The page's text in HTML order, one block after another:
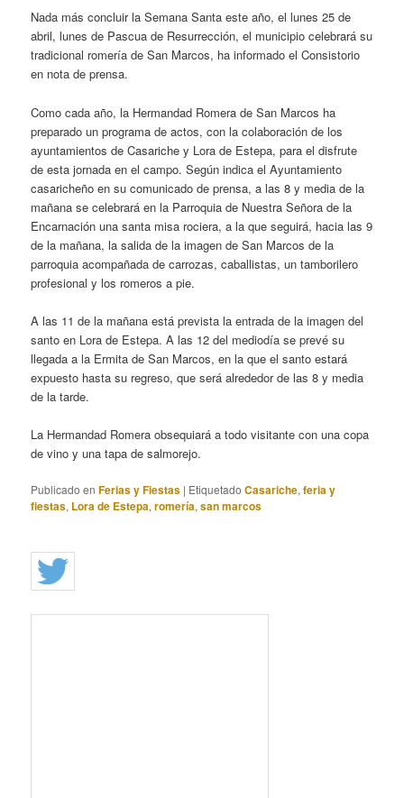
Nada más concluir la Semana Santa este año, el lunes 25 de
abril, lunes de Pascua de Resurrección, el municipio celebrará su
tradicional romería de San Marcos, ha informado el Consistorio
en nota de prensa.
Como cada año, la Hermandad Romera de San Marcos ha
preparado un programa de actos, con la colaboración de los
ayuntamientos de Casariche y Lora de Estepa, para el disfrute
de esta jornada en el campo. Según indica el Ayuntamiento
casaricheño en su comunicado de prensa, a las 8 y media de la
mañana se celebrará en la Parroquia de Nuestra Señora de la
Encarnación una santa misa rociera, a la que seguirá, hacia las 9
de la mañana, la salida de la imagen de San Marcos de la
parroquia acompañada de carrozas, caballistas, un tamborilero
profesional y los romeros a pie.
A las 11 de la mañana está prevista la entrada de la imagen del
santo en Lora de Estepa. A las 12 del mediodía se prevé su
llegada a la Ermita de San Marcos, en la que el santo estará
expuesto hasta su regreso, que será alrededor de las 8 y media
de la tarde.
La Hermandad Romera obsequiará a todo visitante con una copa
de vino y una tapa de salmorejo.
Publicado en Ferias y Fiestas | Etiquetado Casariche,feria y
fiestas, Lora de Estepa,romería,san marcos